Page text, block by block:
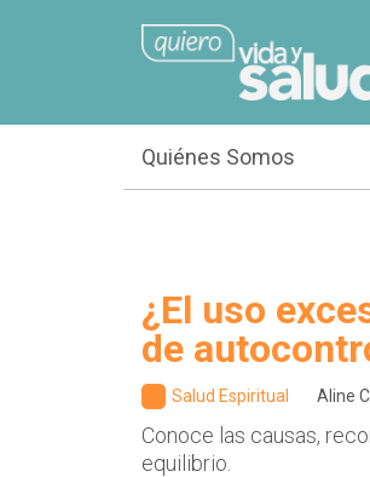
Quiénes Somos
¿El uso
de
Salud Espiritual Aline
Conoce las causas,
equilibrio.